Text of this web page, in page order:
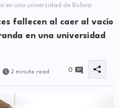
una universidad de Bolivia
fallecen al caer al vacío
en una universidad
2 minute read 0